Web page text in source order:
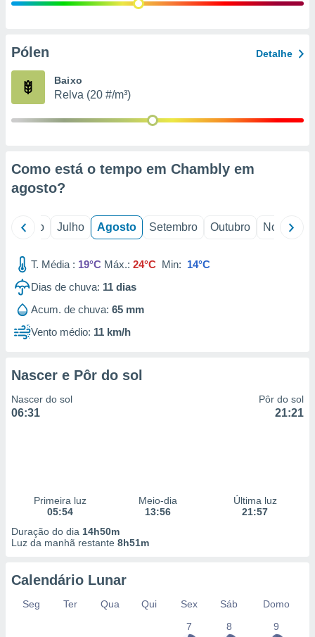
e
de
Pólen Detalhe
Baixo
Relva (20 #/m³)
Como está o tempo em Chambly em
agosto?
Junho Julho Agosto Setembro Outubro Novembro
T. Média : 19°C Máx.: 24°C Min: 14°C
Dias de chuva: 11 dias
Acum. de chuva: 65 mm
Vento médio: 11 km/h
Nascer e Pôr do sol
Nascer do sol
06:31
Pôr do sol
21:21
Primeira luz
05:54
Meio-dia
13:56
Última luz
21:57
Duração do dia 14h50m
Luz da manhã restante 8h51m
Calendário Lunar
Seg Ter Qua Qui Sex Sáb
Domo
7
8 9